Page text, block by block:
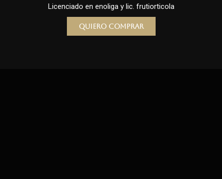
Licenciado en enoliga y lic. frutiorticola
Quiero comprar